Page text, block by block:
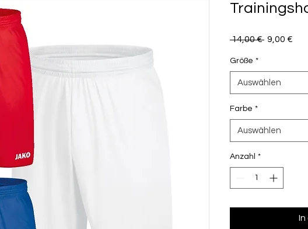
14,00 € 9,00 €
Größe *
Auswählen
Farbe *
Auswählen
Anzahl *